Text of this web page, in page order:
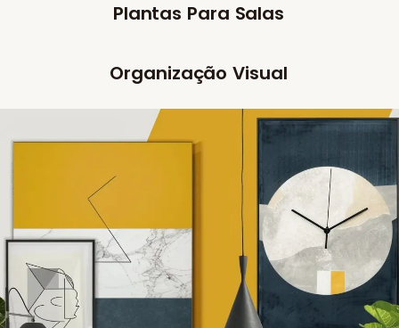
Plantas Para Salas
Organização Visual